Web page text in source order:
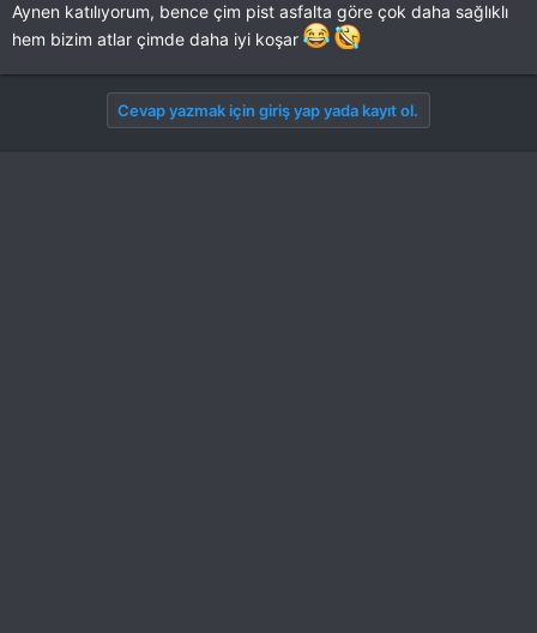
Aynen katılıyorum, bence çim pist asfalta göre çok daha sağlıklı
hem bizim atlar çimde daha iyi koşar
Cevap yazmak için giriş yap yada kayıt ol.